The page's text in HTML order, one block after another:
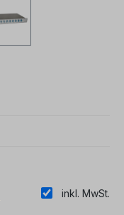
inkl. MwSt.